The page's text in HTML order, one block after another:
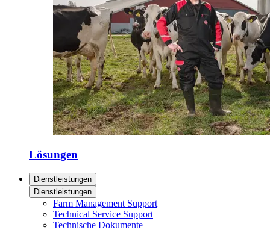
Lösungen
Dienstleistungen
Dienstleistungen
Farm Management Support
Technical Service Support
Technische Dokumente